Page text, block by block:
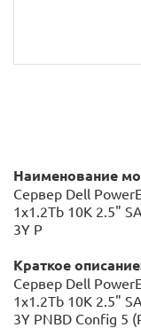
Наименование
Сервер Dell
1x1.2Tb 10K 2.5"
3Y P
Краткое
Сервер Dell
1x1.2Tb 10K 2.5"
3Y PNBD Config 5